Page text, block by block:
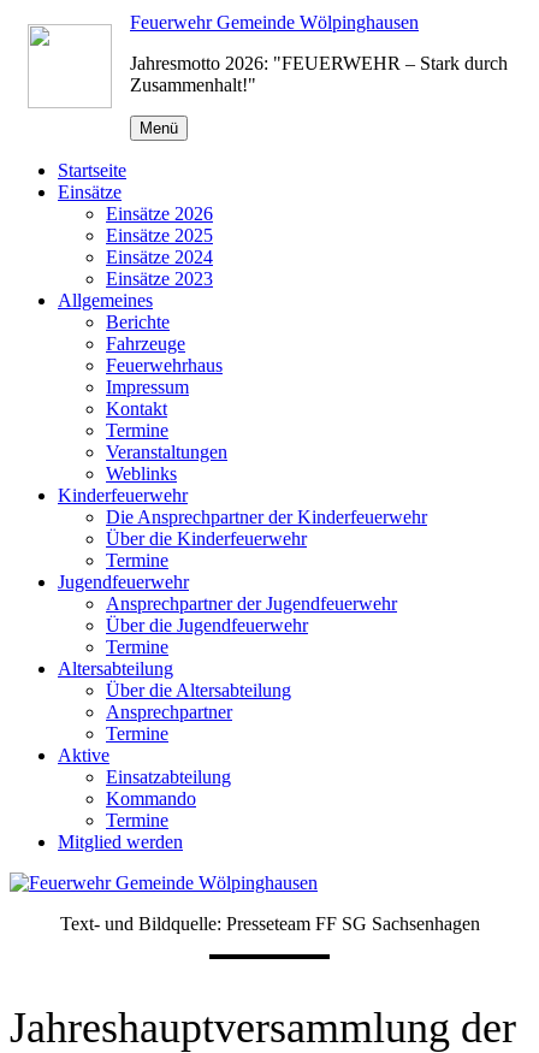
Zum
Inhalt
Feuerwehr Gemeinde Wölpinghausen
Jahresmotto 2026: "FEUERWEHR – Stark durch
Zusammenhalt!"
Menü
Startseite
Einsätze
Einsätze 2026
Einsätze 2025
Einsätze 2024
Einsätze 2023
Allgemeines
Berichte
Fahrzeuge
Feuerwehrhaus
Impressum
Kontakt
Termine
Veranstaltungen
Weblinks
Kinderfeuerwehr
Die Ansprechpartner der Kinderfeuerwehr
Über die Kinderfeuerwehr
Termine
Jugendfeuerwehr
Ansprechpartner der Jugendfeuerwehr
Über die Jugendfeuerwehr
Termine
Altersabteilung
Über die Altersabteilung
Ansprechpartner
Termine
Aktive
Einsatzabteilung
Kommando
Termine
Mitglied werden
Text- und Bildquelle: Presseteam FF SG Sachsenhagen
Jahreshauptversammlung der